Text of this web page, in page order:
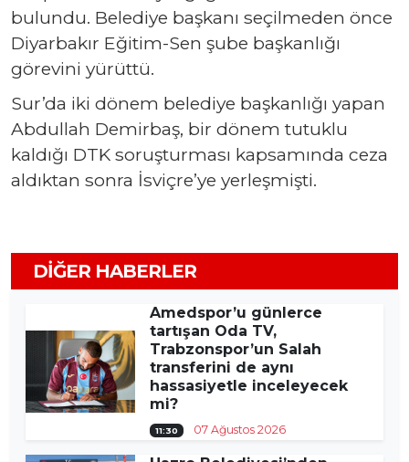
bulundu. Belediye başkanı seçilmeden önce
Diyarbakır Eğitim-Sen şube başkanlığı
görevini yürüttü.
Sur’da iki dönem belediye başkanlığı yapan
Abdullah Demirbaş, bir dönem tutuklu
kaldığı DTK soruşturması kapsamında ceza
aldıktan sonra İsviçre’ye yerleşmişti.
DIĞER HABERLER
Amedspor’u günlerce
tartışan Oda TV,
Trabzonspor’un Salah
transferini de aynı
hassasiyetle inceleyecek
mi?
11:30 07 Ağustos 2026